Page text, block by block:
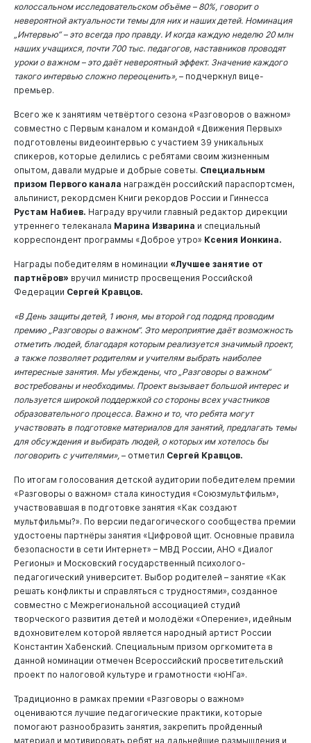
колоссальном исследовательском объёме – 80%, говорит о
невероятной актуальности темы для них и наших детей. Номинация
„Интервью“ – это всегда про правду. И когда каждую неделю 20 млн
наших учащихся, почти 700 тыс. педагогов, наставников проводят
уроки о важном – это даёт невероятный эффект. Значение каждого
такого интервью сложно переоценить», – подчеркнул вице-
премьер.
Всего же к занятиям четвёртого сезона «Разговоров о важном»
совместно с Первым каналом и командой «Движения Первых»
подготовлены видеоинтервью с участием 39 уникальных
спикеров, которые делились с ребятами своим жизненным
опытом, давали мудрые и добрые советы. Специальным
призом Первого канала награждён российский параспортсмен,
альпинист, рекордсмен Книги рекордов России и Гиннесса
Рустам Набиев. Награду вручили главный редактор дирекции
утреннего телеканала Марина Изварина и специальный
корреспондент программы «Доброе утро» Ксения Ионкина.
Награды победителям в номинации «Лучшее занятие от
партнёров» вручил министр просвещения Российской
Федерации Сергей Кравцов.
«В День защиты детей, 1 июня, мы второй год подряд проводим
премию „Разговоры о важном“. Это мероприятие даёт возможность
отметить людей, благодаря которым реализуется значимый проект,
а также позволяет родителям и учителям выбрать наиболее
интересные занятия. Мы убеждены, что „Разговоры о важном“
востребованы и необходимы. Проект вызывает большой интерес и
пользуется широкой поддержкой со стороны всех участников
образовательного процесса. Важно и то, что ребята могут
участвовать в подготовке материалов для занятий, предлагать темы
для обсуждения и выбирать людей, о которых им хотелось бы
поговорить с учителями», – отметил Сергей Кравцов.
По итогам голосования детской аудитории победителем премии
«Разговоры о важном» стала киностудия «Союзмультфильм»,
участвовавшая в подготовке занятия «Как создают
мультфильмы?». По версии педагогического сообщества премии
удостоены партнёры занятия «Цифровой щит. Основные правила
безопасности в сети Интернет» – МВД России, АНО «Диалог
Регионы» и Московский государственный психолого-
педагогический университет. Выбор родителей – занятие «Как
решать конфликты и справляться с трудностями», созданное
совместно с Межрегиональной ассоциацией студий
творческого развития детей и молодёжи «Оперение», идейным
вдохновителем которой является народный артист России
Константин Хабенский. Специальным призом оргкомитета в
данной номинации отмечен Всероссийский просветительский
проект по налоговой культуре и грамотности «юНГа».
Традиционно в рамках премии «Разговоры о важном»
оцениваются лучшие педагогические практики, которые
помогают разнообразить занятия, закрепить пройденный
материал и мотивировать ребят на дальнейшие размышления и